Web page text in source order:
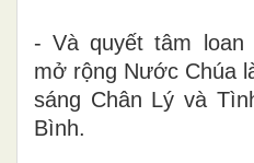
- Và quyết tâm loan
mở rộng Nước Chúa
sáng Chân Lý và
Bình.